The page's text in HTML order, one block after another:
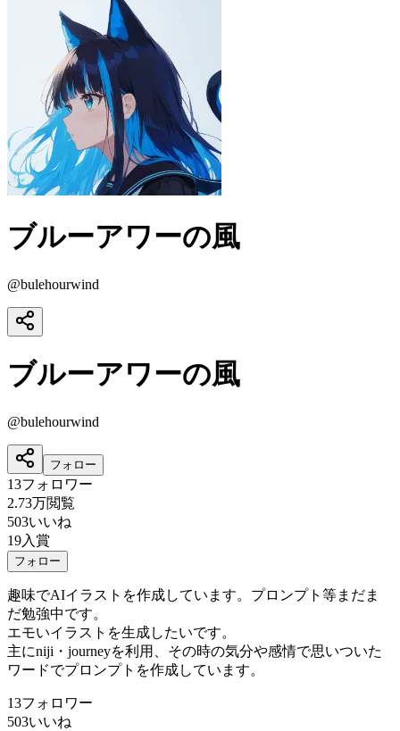
ブルーアワーの風
@bulehourwind
ブルーアワーの風
@bulehourwind
フォロー
13フォロワー
2.73万閲覧
503いいね
19入賞
フォロー
趣味でAIイラストを作成しています。プロンプト等まだま
だ勉強中です。
エモいイラストを生成したいです。
主にniji・journeyを利用、その時の気分や感情で思いついた
ワードでプロンプトを作成しています。
13フォロワー
503いいね